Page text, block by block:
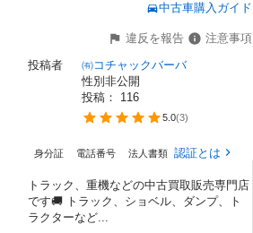
中古車購入ガイド
違反を報告
注意事項
投稿者
㈲コチャックバーバ
性別非公開
投稿： 116
5.0(3)
身分証 電話番号 法人書類 認証とは
トラック、重機などの中古買取販売専門店
です🚚 トラック、ショベル、ダンプ、ト
ラクターなど...